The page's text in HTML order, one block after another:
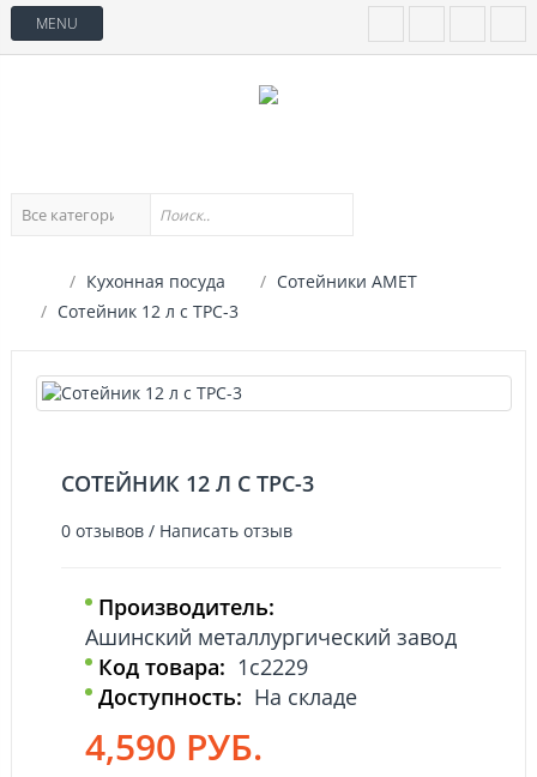
MENU
Кухонная посуда
Сотейники АМЕТ
Сотейник 12 л с ТРС-3
СОТЕЙНИК 12 Л С ТРС-3
0 отзывов / Написать отзыв
Производитель:
Ашинский металлургический завод
Код товара: 1с2229
Доступность: На складе
4,590 РУБ.